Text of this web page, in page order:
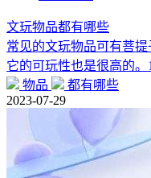
文玩物品都有哪些
常见的文玩物品可有菩
它的可玩性也是很高的
物品
都有哪些
2023-07-29